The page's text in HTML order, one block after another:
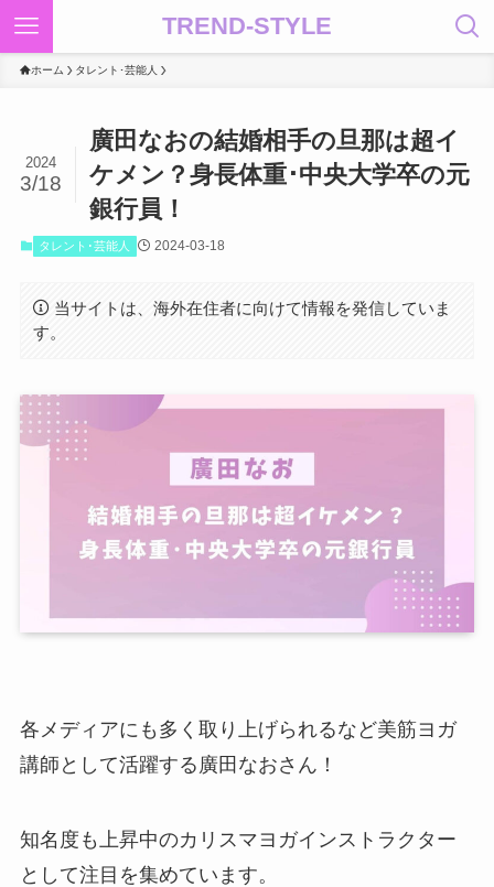
TREND-STYLE
ホーム タレント･芸能人
廣田なおの結婚相手の旦那は超イ
ケメン？身長体重･中央大学卒の元
銀行員！
2024
3/18
タレント･芸能人 2024-03-18
当サイトは、海外在住者に向けて情報を発信していま
す。
各メディアにも多く取り上げられるなど美筋ヨガ
講師として活躍する廣田なおさん！
知名度も上昇中のカリスマヨガインストラクター
として注目を集めています。